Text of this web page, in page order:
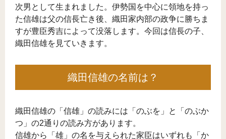
次男として生まれました。伊勢国を中心に領地を持っ
た信雄は父の信長亡き後、織田家内部の政争に勝ちま
すが豊臣秀吉によって没落します。今回は信長の子、
織田信雄を見ていきます。
織田信雄の名前は？
織田信雄の「信雄」の読みには「のぶを」と「のぶか
つ」の2通りの読み方があります。
信雄から「雄」の名を与えられた家臣はいずれも「か